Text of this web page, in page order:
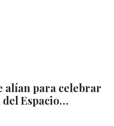
alían para celebrar
Espacio…